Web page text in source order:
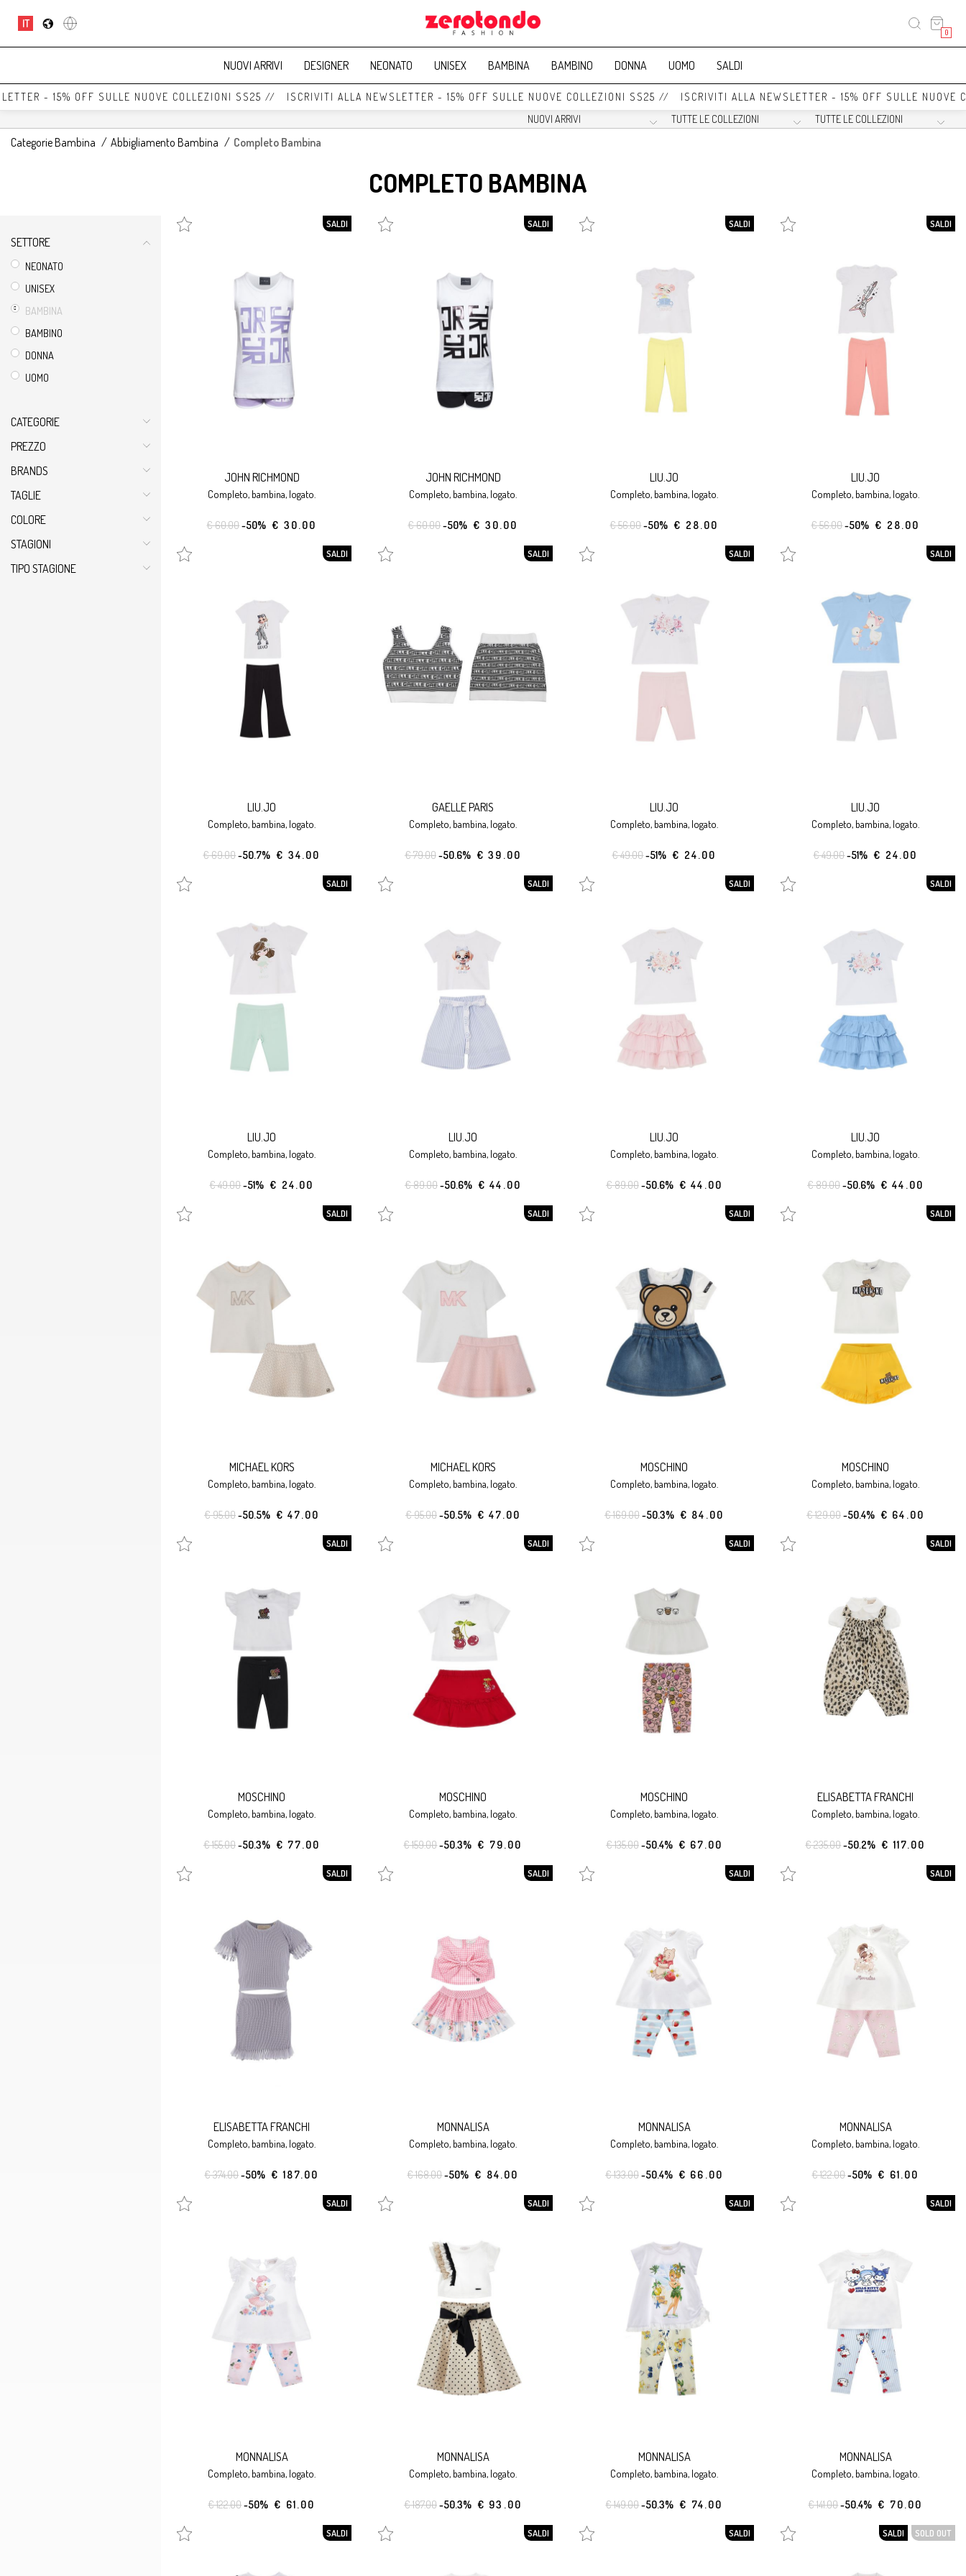
IT
0
NUOVI ARRIVI DESIGNER NEONATO UNISEX BAMBINA BAMBINO DONNA UOMO SALDI
- 15% OFF SULLE NUOVE COLLEZIONI SS25 // ISCRIVITI ALLA NEWSLETTER - 15% OFF SULLE NUOVE COLLEZIONI SS25 // ISCRIVITI ALLA NEWSLETTER - 15% OFF SULLE NUOVE
Categorie Bambina / Abbigliamento Bambina / Completo Bambina
COMPLETO BAMBINA
SETTORE
NEONATO
UNISEX
BAMBINA
BAMBINO
DONNA
UOMO
CATEGORIE
PREZZO
BRANDS
TAGLIE
COLORE
STAGIONI
TIPO STAGIONE
SALDI
JOHN RICHMOND
completo, bambina, logato.
€ 60.00-50% € 30.00
SALDI
JOHN RICHMOND
completo, bambina, logato.
€ 60.00-50% € 30.00
SALDI
LIU.JO
completo, bambina, logato.
€ 56.00-50% € 28.00
SALDI
LIU.JO
completo, bambina, logato.
€ 56.00-50% € 28.00
SALDI
LIU.JO
completo, bambina, logato.
€ 69.00-50.7% € 34.00
SALDI
GAELLE PARIS
completo, bambina, logato.
€ 79.00-50.6% € 39.00
SALDI
LIU.JO
completo, bambina, logato.
€ 49.00-51% € 24.00
SALDI
LIU.JO
completo, bambina, logato.
€ 49.00-51% € 24.00
SALDI
LIU.JO
completo, bambina, logato.
€ 49.00-51% € 24.00
SALDI
LIU.JO
completo, bambina, logato.
€ 89.00-50.6% € 44.00
SALDI
LIU.JO
completo, bambina, logato.
€ 89.00-50.6% € 44.00
SALDI
LIU.JO
completo, bambina, logato.
€ 89.00-50.6% € 44.00
SALDI
MICHAEL KORS
completo, bambina, logato.
€ 95.00-50.5% € 47.00
SALDI
MICHAEL KORS
completo, bambina, logato.
€ 95.00-50.5% € 47.00
SALDI
MOSCHINO
completo, bambina, logato.
€ 169.00-50.3% € 84.00
SALDI
MOSCHINO
completo, bambina, logato.
€ 129.00-50.4% € 64.00
SALDI
MOSCHINO
completo, bambina, logato.
€ 155.00-50.3% € 77.00
SALDI
MOSCHINO
completo, bambina, logato.
€ 159.00-50.3% € 79.00
SALDI
MOSCHINO
completo, bambina, logato.
€ 135.00-50.4% € 67.00
SALDI
ELISABETTA FRANCHI
completo, bambina, logato.
€ 235.00-50.2% € 117.00
SALDI
ELISABETTA FRANCHI
completo, bambina, logato.
€ 374.00-50% € 187.00
SALDI
MONNALISA
completo, bambina, logato.
€ 168.00-50% € 84.00
SALDI
MONNALISA
completo, bambina, logato.
€ 133.00-50.4% € 66.00
SALDI
MONNALISA
completo, bambina, logato.
€ 122.00-50% € 61.00
SALDI
MONNALISA
completo, bambina, logato.
€ 122.00-50% € 61.00
SALDI
MONNALISA
completo, bambina, logato.
€ 187.00-50.3% € 93.00
SALDI
MONNALISA
completo, bambina, logato.
€ 149.00-50.3% € 74.00
SALDI
MONNALISA
completo, bambina, logato.
€ 141.00-50.4% € 70.00
SALDI SALDI SALDI SALDI SOLD OUT